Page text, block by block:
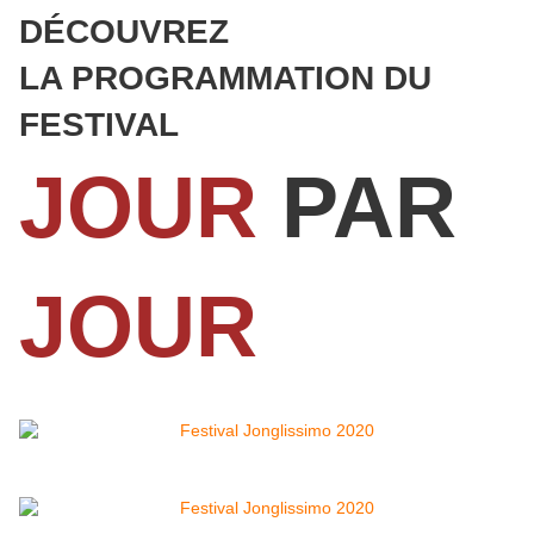
DÉCOUVREZ
LA PROGRAMMATION DU
FESTIVAL
JOUR PAR
JOUR